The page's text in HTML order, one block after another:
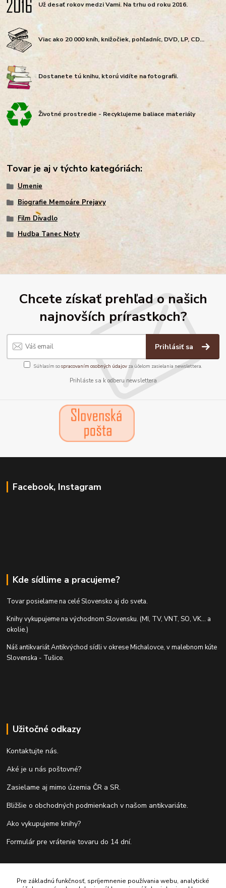
Už desať rokov medzi Vami. Na trhu od roku 2016.
Viac ako 20 000 kníh, knižočiek, pohľadníc, DVD, LP, CD...
Dostanete tú knihu, ktorú vidíte na fotografii.
Životné prostredie - Recyklujeme baliace materiály
Tovar je aj v týchto kategóriách:
Umenie
Biografie Memoáre Prejavy
Film Divadlo
Hudba Tanec Noty
Chcete získať prehľad o našich
najnovších prírastkoch?
Prihlásiť sa
Súhlasím sospracovaním osobných údajov za účelom zasielania newslettera.
Prihláste sa k odberu newslettera
Facebook, Instagram
Kde sídlime a pracujeme?
Tovar posielame na celé Slovensko aj do sveta.
Knihy vykupujeme na východnom Slovensku. (MI, TV, VNT, SO, VK... a
okolie.)
Náš antikvariát Antikvýchod sídli v okrese Michalovce, v malebnom kúte
Slovenska - Tušice.
Užitočné odkazy
Kontaktujte nás.
Aké je u nás poštovné?
Zasielame aj mimo územia ČR a SR.
Bližšie o obchodných podmienkach v našom antikvariáte.
Ako vykupujeme knihy?
Formulár pre vrátenie tovaru do 14 dní.
Kontakty
Pre základnú funkčnosť, spríjemnenie používania webu, analytické